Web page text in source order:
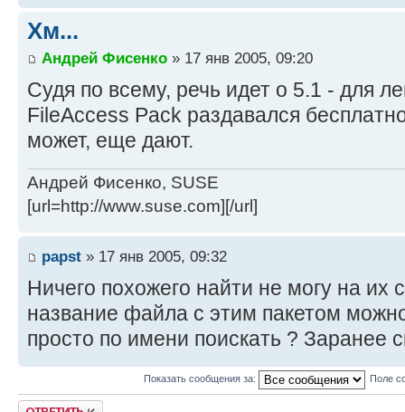
Хм...
Андрей Фисенко » 17 янв 2005, 09:20
Судя по всему, речь идет о 5.1 - для
FileAccess Pack раздавался
может, еще дают.
Андрей Фисенко, SUSE
[url=http://www.suse.com][/url]
papst » 17 янв 2005, 09:32
Ничего похожего найти не могу на их
название файла с этим пакетом
просто по имени поискать ? Заранее
Показать сообщения за: Поле
Ответить